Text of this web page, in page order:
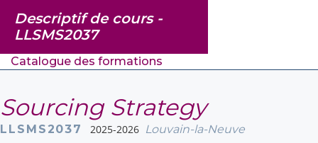
Descriptif de cours -
LLSMS2037
Catalogue des formations
Sourcing Strategy
LLSMS2037 2025-2026 Louvain-la-Neuve